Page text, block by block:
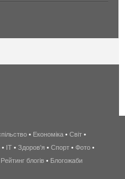
беспроводной
интернет
киев
• Економіка • Світ •
• IT • Здоров'я • Спорт • Фото •
Рейтинг блогів • Блогожаби